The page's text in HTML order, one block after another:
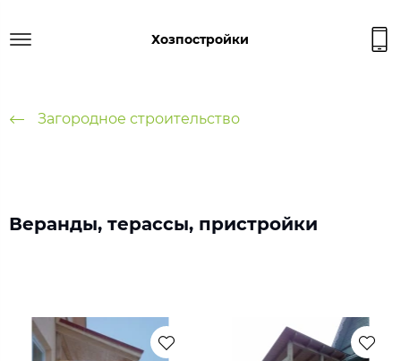
Хозпостройки
Загородное строительство
Веранды, терассы, пристройки